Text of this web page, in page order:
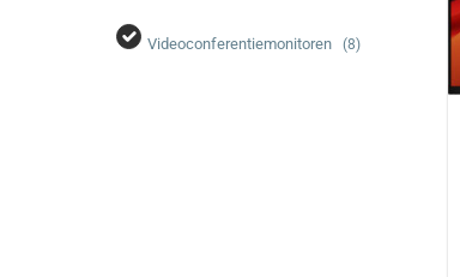
Videoconferentiemonitoren (8)